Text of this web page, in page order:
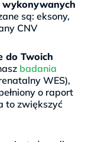
wykonywanych
są: eksony,
CNV
do Twoich
badania
WES),
o raport
to zwiększyć